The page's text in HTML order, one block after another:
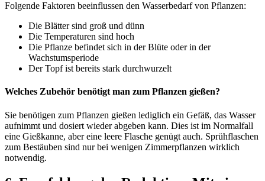
Folgende Faktoren beeinflussen den Wasserbedarf von Pflanzen:
Die Blätter sind groß und dünn
Die Temperaturen sind hoch
Die Pflanze befindet sich in der Blüte oder in der
Wachstumsperiode
Der Topf ist bereits stark durchwurzelt
Welches Zubehör benötigt man zum Pflanzen gießen?
Sie benötigen zum Pflanzen gießen lediglich ein Gefäß, das Wasser
aufnimmt und dosiert wieder abgeben kann. Dies ist im Normalfall
eine Gießkanne, aber eine leere Flasche genügt auch. Sprühflaschen
zum Bestäuben sind nur bei wenigen Zimmerpflanzen wirklich
notwendig.